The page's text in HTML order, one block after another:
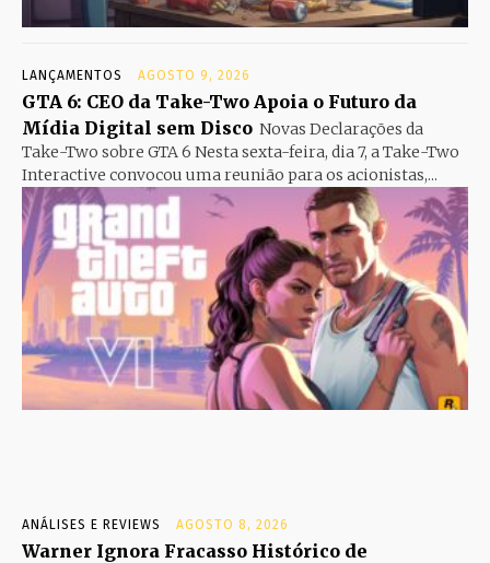
LANÇAMENTOS AGOSTO 9, 2026
GTA 6: CEO da Take-Two Apoia o Futuro da
Mídia Digital sem Disco Novas Declarações da
Take-Two sobre GTA 6 Nesta sexta-feira, dia 7, a Take-Two
Interactive convocou uma reunião para os acionistas,...
ANÁLISES E REVIEWS AGOSTO 8, 2026
Warner Ignora Fracasso Histórico de